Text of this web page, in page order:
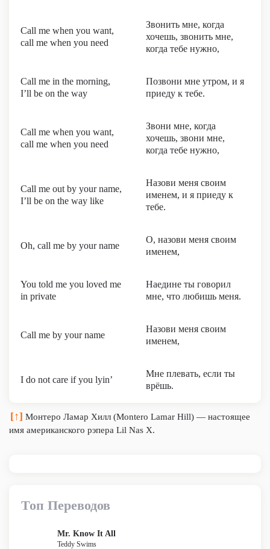
Call me when you want,
call me when you need
Звонить мне, когда
хочешь, звонить мне,
когда тебе нужно,
Call me in the morning,
I’ll be on the way
Позвони мне утром, и я
приеду к тебе.
Call me when you want,
call me when you need
Звони мне, когда
хочешь, звони мне,
когда тебе нужно,
Call me out by your name,
I’ll be on the way like
Назови меня своим
именем, и я приеду к
тебе.
Oh, call me by your name
О, назови меня своим
именем,
You told me you loved me
in private
Наедине ты говорил
мне, что любишь меня.
Call me by your name
Назови меня своим
именем,
I do not care if you lyin’
Мне плевать, если ты
врёшь.
[↑] Монтеро Ламар Хилл (Montero Lamar Hill) — настоящее
имя американского рэпера Lil Nas X.
Топ Переводов
Mr. Know It All
Teddy Swims